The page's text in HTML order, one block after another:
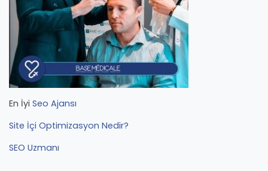
En İyi Seo Ajansı
Site İçi Optimizasyon Nedir?
SEO Uzmanı